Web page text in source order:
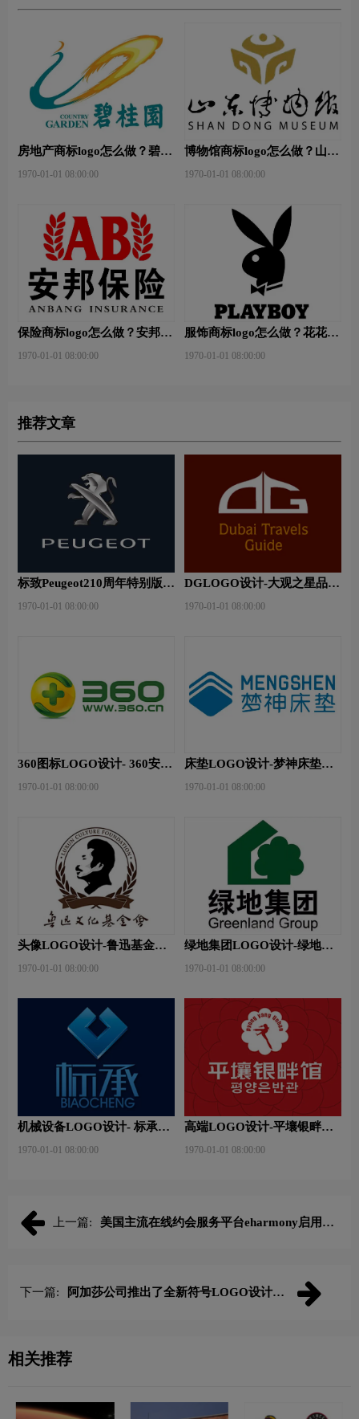
房地产商标logo怎么做？碧桂
1970-01-01 08:00:00
博物馆商标logo怎么做？山东
logo设计
1970-01-01 08:00:00
保险商标logo怎么做？安邦保
1970-01-01 08:00:00
服饰商标logo怎么做？花花公
1970-01-01 08:00:00
推荐文章
标致Peugeot210周年特别版新
1970-01-01 08:00:00
DGLOGO设计-大观之星品牌
1970-01-01 08:00:00
360图标LOGO设计- 360安全
1970-01-01 08:00:00
床垫LOGO设计-梦神床垫品
1970-01-01 08:00:00
头像LOGO设计-鲁迅基金会
1970-01-01 08:00:00
绿地集团LOGO设计-绿地集
1970-01-01 08:00:00
机械设备LOGO设计- 标承机
1970-01-01 08:00:00
高端LOGO设计-平壤银畔馆
1970-01-01 08:00:00
上一篇:
美国主流在线约会服务平台eharmony启用新
下一篇:
阿加莎公司推出了全新符号LOGO设计，
相关推荐